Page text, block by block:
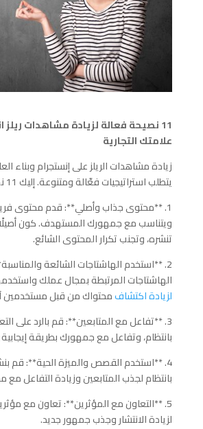
11 نصيحة فعالة لزيادة مشاهدات ريلز
علامتك التجارية
زيادة مشاهدات الريلز على إنستجرام وبناء
يتطلب استراتيجيات فعّالة ومتنوعة. إليك 11 نصيحة لتحقيق ذلك:
1. **محتوى جذاب وأصلي**: قدم محتوى فريد
ويتناسب مع جمهورك المستهدف. كون أصيلًا
تنشره، وتجنب تكرار المحتوى الشائع.
2. **استخدم الهاشتاجات الشائعة
الهاشتاجات المرتبطة بمجال عملك
لزيادة اكتشافمحتواك من قبل مستخدمين
3. **تفاعل مع المتابعين**: قم بالرد على
بانتظام، وتفاعل مع جمهورك بطريقة
4. **استخدم القصص والميزة الحية**: قم
بانتظام لجذب المتابعين وزيادة التفاعل مع
5. **التعاون مع المؤثرين**: تعاون مع
لزيادة الانتشار وجذب جمهور جديد.